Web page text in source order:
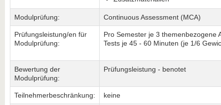
Modulprüfung: Continuous Assessment (MCA)
Prüfungsleistung/en für
Modulprüfung:
Pro Semester je 3 themenbezogene
Tests je 45 - 60 Minuten (je 1/6
Bewertung der
Modulprüfung:
Prüfungsleistung - benotet
Teilnehmerbeschränkung: keine